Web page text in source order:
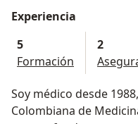
Experiencia
5
Formación
2
Soy médico desde
Colombiana de